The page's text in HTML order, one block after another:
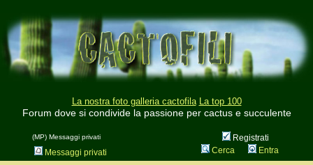
La nostra foto galleria cactofila La top 100
Forum dove si condivide la passione per cactus e succulente
(MP) Messaggi privati
Registrati
Messaggi privati
Cerca Entra